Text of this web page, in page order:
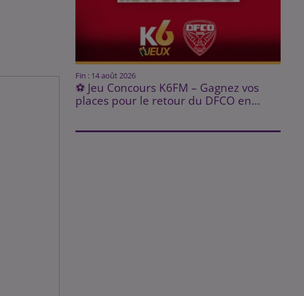
Fin : 14 août 2026
⚽ Jeu Concours K6FM – Gagnez vos
places pour le retour du DFCO en...